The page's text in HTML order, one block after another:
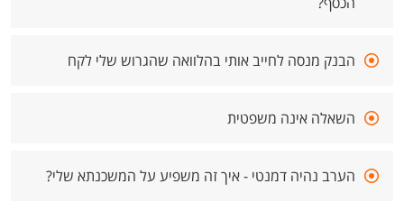
הבנק מנסה לחייב אותי בהלוואה שהגרוש שלי לקח
השאלה אינה משפטית
הערב נהיה דמנטי - איך זה משפיע על המשכנתא שלי?